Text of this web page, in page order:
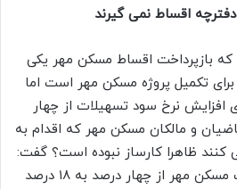
اقساط نمی گیرند
بازپرداخت اقساط مسکن مهر یکی
برای تکمیل پروژه مسکن مهر است اما
افزایش نرخ سود تسهیلات از چهار
متقاضیان و مالکان مسکن مهر که اقدام به
کنند ظاهرا کارساز نبوده است؟ گفت:
بخشنامه افزایش تسهیلات مسکن مهر از چهار درصد به ۱۸ درصد